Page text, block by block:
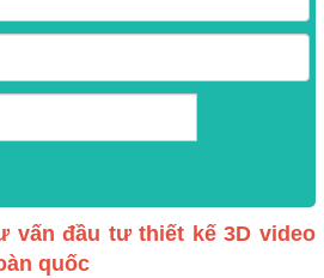
vấn đầu tư thiết kế 3D video
quốc